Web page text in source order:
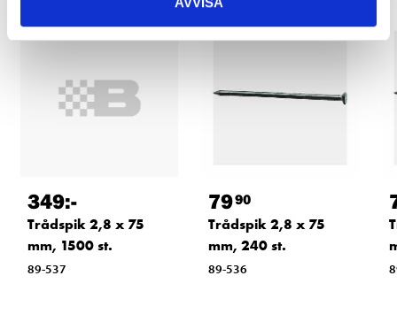
349:-
Trådspik 2,8 x 75
mm, 1500 st.
89-537
7990
Trådspik 2,8 x 75
mm, 240 st.
89-536